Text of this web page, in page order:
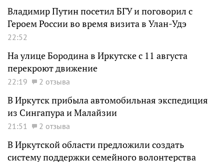
Владимир Путин посетил БГУ и поговорил с
Героем России во время визита в Улан-Удэ
22:52
На улице Бородина в Иркутске с 11 августа
перекроют движение
22:19 2 отзыва
В Иркутск прибыла автомобильная экспедиция
из Сингапура и Малайзии
21:51 2 отзыва
В Иркутской области предложили создать
систему поддержки семейного волонтерства